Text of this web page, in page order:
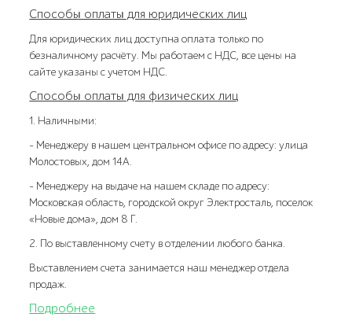
Способы оплаты для юридических лиц
Для юридических лиц доступна оплата только по
безналичному расчёту. Мы работаем с НДС, все цены на
сайте указаны с учетом НДС.
Способы оплаты для физических лиц
1. Наличными:
- Менеджеру в нашем центральном офисе по адресу: улица
Молостовых, дом 14А.
- Менеджеру на выдаче на нашем складе по адресу:
Московская область, городской округ Электросталь, поселок
«Новые дома», дом 8 Г.
2. По выставленному счету в отделении любого банка.
Выставлением счета занимается наш менеджер отдела
продаж.
Подробнее